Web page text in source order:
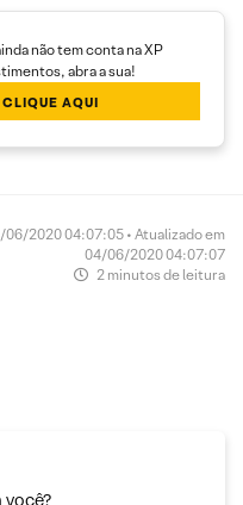
não tem conta na XP
abra a sua!
CLIQUE AQUI
06/2020 04:07:05 • Atualizado em
04/06/2020 04:07:07
2 minutos de leitura
você?